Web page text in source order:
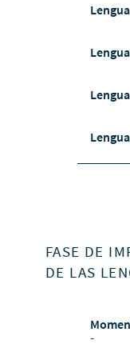
FASE DE
DE LAS
-